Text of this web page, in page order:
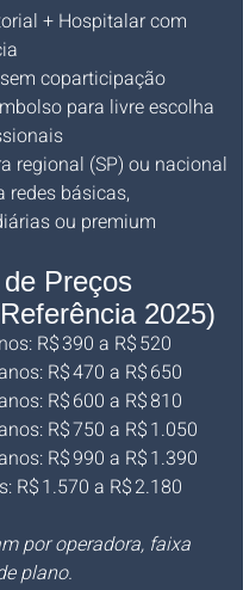
+ Hospitalar com
coparticipação
para livre escolha
regional (SP) ou nacional
redes básicas,
ou premium
Preços
2025)
R$ 390 a R$ 520
R$ 470 a R$ 650
R$ 600 a R$ 810
R$ 750 a R$ 1.050
R$ 990 a R$ 1.390
R$ 1.570 a R$ 2.180
por operadora, faixa
plano.